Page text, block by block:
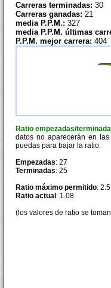
Carreras terminadas: 30
Carreras ganadas: 21
media P.P.M.: 327
media P.P.M. últimas
P.P.M. mejor carrera: 404
Ratio empezadas/
datos no aparecerán en
puedas para bajar la ratio.
Empezadas: 27
Terminadas: 25
Ratio máximo permitido: 2.5
Ratio actual : 1.08
(los valores de ratio se